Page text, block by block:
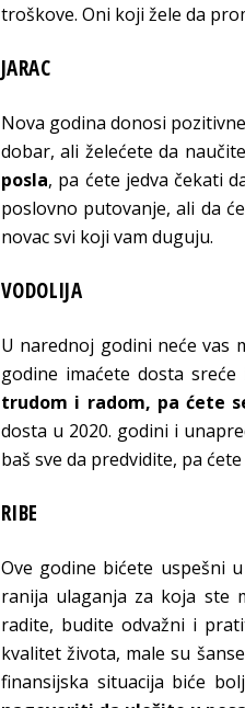
troškove. Oni koji žele da
JARAC
Nova godina donosi
dobar, ali želećete da
posla, pa ćete jedva čekati
poslovno putovanje, ali da
novac svi koji vam duguju.
VODOLIJA
U narednoj godini neće vas
godine imaćete dosta
trudom i radom, pa ćete
dosta u 2020. godini i
baš sve da predvidite, pa
RIBE
Ove godine bićete uspešni
ranija ulaganja za koja ste
radite, budite odvažni i
kvalitet života, male su
finansijska situacija biće